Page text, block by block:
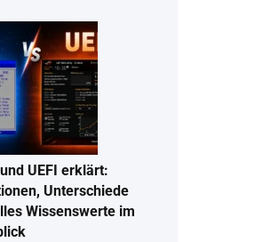
und UEFI erklärt:
Unterschiede
Wissenswerte im